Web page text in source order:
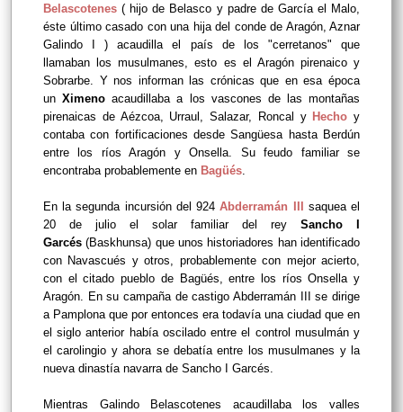
Belascotenes( hijo de Belasco y padre de García el Malo,
éste último casado con una hija del conde de Aragón, Aznar
Galindo I ) acaudilla el país de los "cerretanos" que
llamaban los musulmanes, esto es el Aragón pirenaico y
Sobrarbe. Y nos informan las crónicas que en esa época
unXimenoacaudillaba a los vascones de las montañas
pirenaicas de Aézcoa, Urraul, Salazar, Roncal y Hecho y
contaba con fortificaciones desde Sangüesa hasta Berdún
entre los ríos Aragón y Onsella. Su feudo familiar se
encontraba probablemente en Bagüés
En la segunda incursión del 924Abderramán III saquea el
20 de julio el solar familiar del rey Sancho I
Garcés(Baskhunsa) que unos historiadores han identificado
con Navascués y otros, probablemente con mejor acierto,
con el citado pueblo de Bagüés, entre los ríos Onsella y
Aragón. En su campaña de castigo Abderramán III se dirige
a Pamplona que por entonces era todavía una ciudad que en
el siglo anterior había oscilado entre el control musulmán y
el carolingio y ahora se debatía entre los musulmanes y la
nueva dinastía navarra de Sancho I Garcés.
Mientras Galindo Belascotenes acaudillaba los valles